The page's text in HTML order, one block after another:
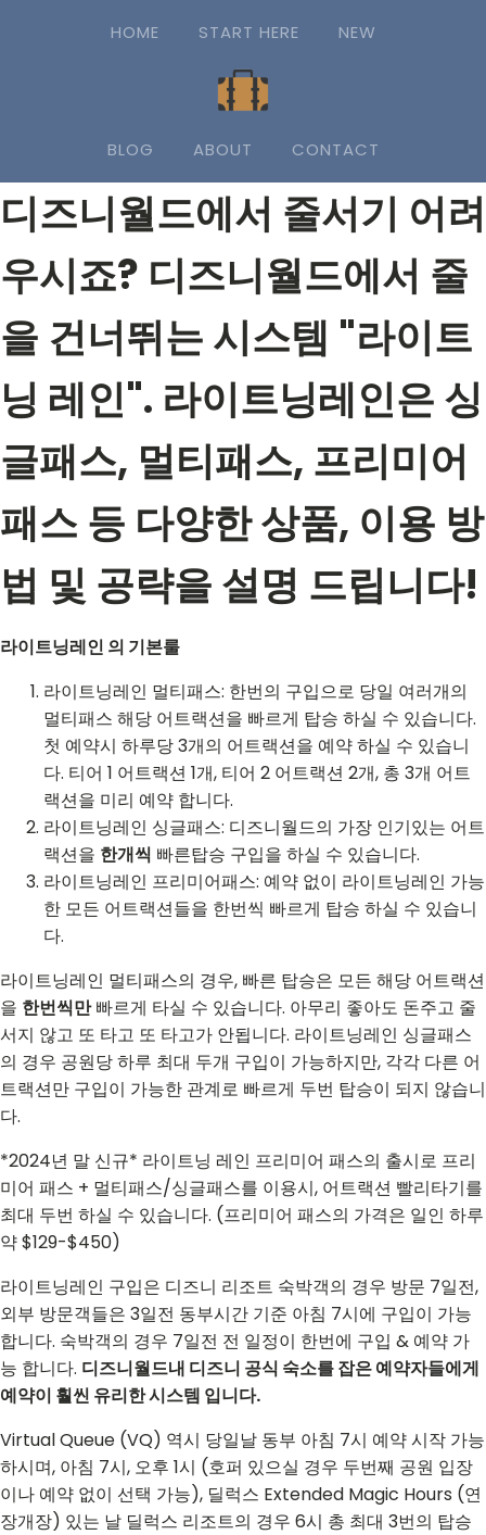
HOME START HERE NEW
BLOG ABOUT CONTACT
디즈니월드에서 줄서기 어려
우시죠? 디즈니월드에서 줄
을 건너뛰는 시스템 "라이트
닝 레인". 라이트닝레인은 싱
글패스, 멀티패스, 프리미어
패스 등 다양한 상품, 이용 방
법 및 공략을 설명 드립니다!
라이트닝레인 의 기본룰
라이트닝레인 멀티패스: 한번의 구입으로 당일 여러개의
멀티패스 해당 어트랙션을 빠르게 탑승 하실 수 있습니다.
첫 예약시 하루당 3개의 어트랙션을 예약 하실 수 있습니
다. 티어 1 어트랙션 1개, 티어 2 어트랙션 2개, 총 3개 어트
랙션을 미리 예약 합니다.
라이트닝레인 싱글패스: 디즈니월드의 가장 인기있는 어트
랙션을 한개씩 빠른탑승 구입을 하실 수 있습니다.
라이트닝레인 프리미어패스: 예약 없이 라이트닝레인 가능
한 모든 어트랙션들을 한번씩 빠르게 탑승 하실 수 있습니
다.
라이트닝레인 멀티패스의 경우, 빠른 탑승은 모든 해당 어트랙션
을 한번씩만빠르게 타실 수 있습니다. 아무리 좋아도 돈주고 줄
서지 않고 또 타고 또 타고가 안됩니다. 라이트닝레인 싱글패스
의 경우 공원당 하루 최대 두개 구입이 가능하지만, 각각 다른 어
트랙션만 구입이 가능한 관계로 빠르게 두번 탑승이 되지 않습니
다.
*2024년 말 신규* 라이트닝 레인 프리미어 패스의 출시로 프리
미어 패스 + 멀티패스/싱글패스를 이용시, 어트랙션 빨리타기를
최대 두번 하실 수 있습니다. (프리미어 패스의 가격은 일인 하루
약 $129-$450)
라이트닝레인 구입은 디즈니 리조트 숙박객의 경우 방문 7일전,
외부 방문객들은 3일전 동부시간 기준 아침 7시에 구입이 가능
합니다. 숙박객의 경우 7일전 전 일정이 한번에 구입 & 예약 가
능 합니다. 디즈니월드내 디즈니 공식 숙소를 잡은 예약자들에게
예약이 훨씬 유리한 시스템 입니다.
Virtual Queue (VQ) 역시 당일날 동부 아침 7시 예약 시작 가능
하시며, 아침 7시, 오후 1시 (호퍼 있으실 경우 두번째 공원 입장
이나 예약 없이 선택 가능), 딜럭스 Extended Magic Hours (연
장개장) 있는 날 딜럭스 리조트의 경우 6시 총 최대 3번의 탑승